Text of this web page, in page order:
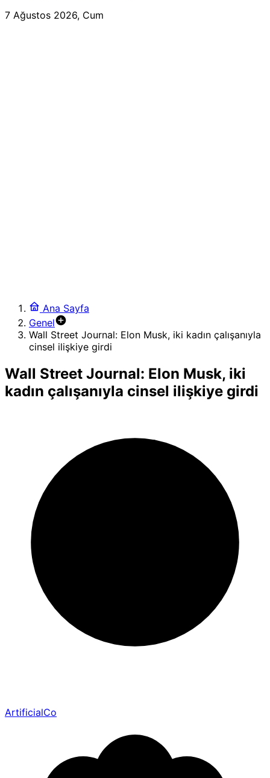
7 Ağustos 2026, Cum
Ana Sayfa
Genel
Wall Street Journal: Elon Musk, iki kadın çalışanıyla
cinsel ilişkiye girdi
Wall Street Journal: Elon Musk, iki
kadın çalışanıyla cinsel ilişkiye girdi
ArtificialCo